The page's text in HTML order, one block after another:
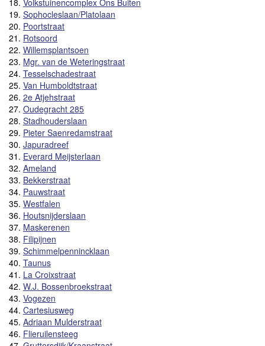
18. Volkstuinencomplex Ons Buiten
19. Sophocleslaan/Platolaan
20. Poortstraat
21. Rotsoord
22. Willemsplantsoen
23. Mgr. van de Weteringstraat
24. Tesselschadestraat
25. Van Humboldtstraat
26. 2e Atjehstraat
27. Oudegracht 285
28. Stadhouderslaan
29. Pieter Saenredamstraat
30. Japuradreef
31. Everard Meijsterlaan
32. Ameland
33. Bekkerstraat
34. Pauwstraat
35. Westfalen
36. Houtsnijderslaan
37. Maskerenen
38. Filipijnen
39. Schimmelpennincklaan
40. Taunus
41. La Croixstraat
42. W.J. Bossenbroekstraat
43. Vogezen
44. Cartesiusweg
45. Adriaan Mulderstraat
46. Flieruilensteeg